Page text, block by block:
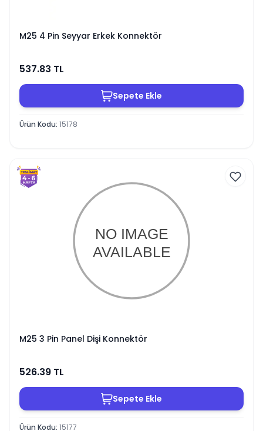
M25 4 Pin Seyyar Erkek Konnektör
537.83 TL
Sepete Ekle
Ürün Kodu: 15178
M25 3 Pin Panel Dişi Konnektör
526.39 TL
Sepete Ekle
Ürün Kodu: 15177